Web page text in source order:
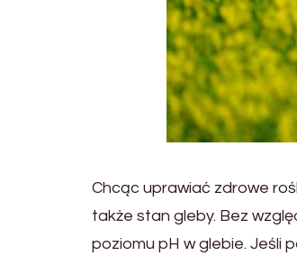
Chcąc uprawiać zdrowe
także stan gleby. Bez
poziomu pH w glebie. Jeśli